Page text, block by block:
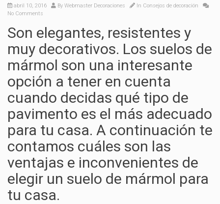
abril 10, 2016 By Webmaster Decoraciones In Consejos de decoración
No Comments
Son elegantes, resistentes y
muy decorativos. Los suelos de
mármol son una interesante
opción a tener en cuenta
cuando decidas qué tipo de
pavimento es el más adecuado
para tu casa. A continuación te
contamos cuáles son las
ventajas e inconvenientes de
elegir un suelo de mármol para
tu casa.